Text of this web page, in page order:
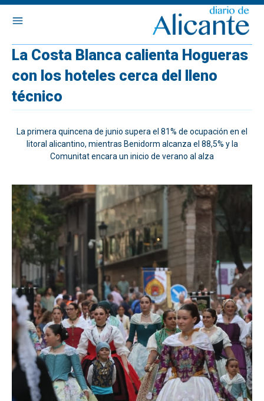
La Costa Blanca calienta Hogueras
con los hoteles cerca del lleno
técnico
La primera quincena de junio supera el 81% de ocupación en el
litoral alicantino, mientras Benidorm alcanza el 88,5% y la
Comunitat encara un inicio de verano al alza